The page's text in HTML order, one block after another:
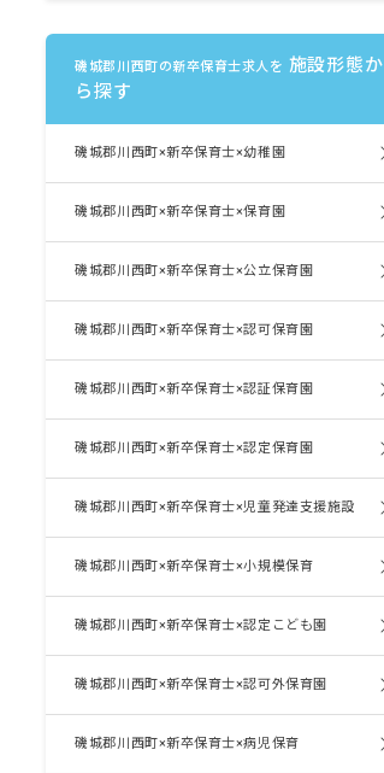
磯城郡川西町の新卒保育士求人を 施設形態か
ら探す
磯城郡川西町×新卒保育士×幼稚園
磯城郡川西町×新卒保育士×保育園
磯城郡川西町×新卒保育士×公立保育園
磯城郡川西町×新卒保育士×認可保育園
磯城郡川西町×新卒保育士×認証保育園
磯城郡川西町×新卒保育士×認定保育園
磯城郡川西町×新卒保育士×児童発達支援施設
磯城郡川西町×新卒保育士×小規模保育
磯城郡川西町×新卒保育士×認定こども園
磯城郡川西町×新卒保育士×認可外保育園
磯城郡川西町×新卒保育士×病児保育